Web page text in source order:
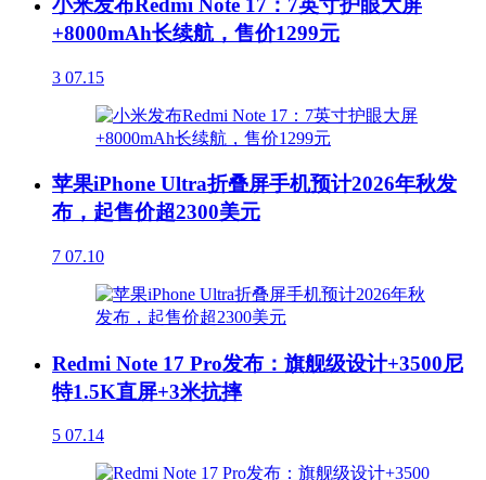
小米发布Redmi Note 17：7英寸护眼大屏
+8000mAh长续航，售价1299元
3 07.15
苹果iPhone Ultra折叠屏手机预计2026年秋发
布，起售价超2300美元
7 07.10
Redmi Note 17 Pro发布：旗舰级设计+3500尼
特1.5K直屏+3米抗摔
5 07.14